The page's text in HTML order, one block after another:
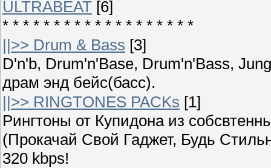
ULTRABEAT [6]
* * * * * * * * * * * * * * * * * * *
||>> Drum & Bass [3]
D'n'b, Drum'n'Base, Drum'n'Bass,
драм энд бейс(басс).
||>> RINGTONES PACKs [1]
Рингтоны от Купидона из
(Прокачай Свой Гаджет, Будь
320 kbps!